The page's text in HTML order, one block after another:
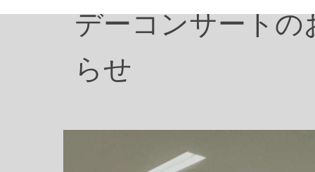
デーコンサートの
らせ